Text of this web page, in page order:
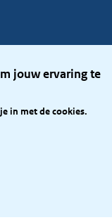
jouw ervaring te
in met de cookies.